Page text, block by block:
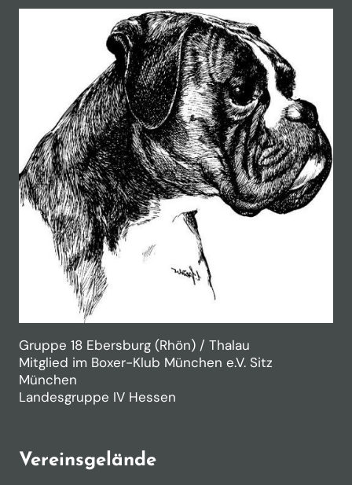
Gruppe 18 Ebersburg (Rhön) / Thalau
Mitglied im Boxer-Klub München e.V. Sitz
München
Landesgruppe IV Hessen
Vereinsgelände